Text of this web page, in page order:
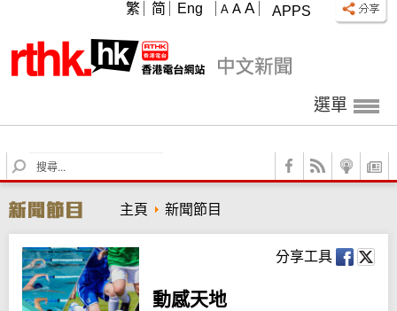
APPS
A A A
繁 简 Eng
選單
S
e
r
c
h
主頁 新聞節目
分享工具
動感天地